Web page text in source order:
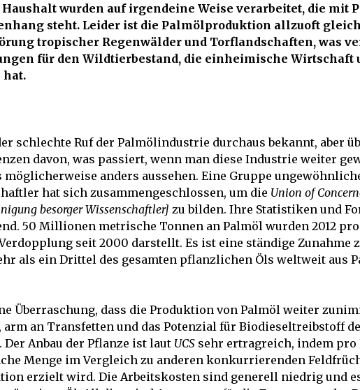
wurden auf irgendeine Weise verarbeitet, die mit
steht. Leider ist die Palmölproduktion allzuoft
tropischer Regenwälder und Torflandschaften, was
für den Wildtierbestand, die einheimische Wirtschaft
hat.
schlechte Ruf der Palmölindustrie durchaus bekannt, aber
davon, was passiert, wenn man diese Industrie weiter
möglicherweise anders aussehen. Eine Gruppe
hat sich zusammengeschlossen, um die Union of
besorger Wissenschaftler] zu bilden. Ihre Statistiken und
50 Millionen metrische Tonnen an Palmöl wurden 2012
seit 2000 darstellt. Es ist eine ständige Zunahme
als ein Drittel des gesamten pflanzlichen Öls weltweit aus
Überraschung, dass die Produktion von Palmöl weiter
arm an Transfetten und das Potenzial für Biodieseltreibstoff
Der Anbau der Pflanze ist laut UCS sehr ertragreich, indem pro
Menge im Vergleich zu anderen konkurrierenden
erzielt wird. Die Arbeitskosten sind generell niedrig und